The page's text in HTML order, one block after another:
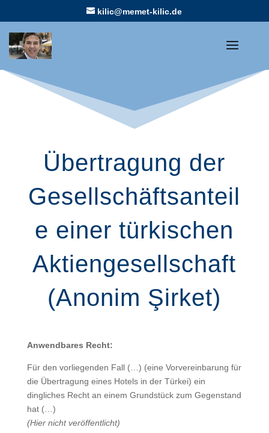
kilic@memet-kilic.de
Übertragung der
Gesellschäftsanteil
e einer türkischen
Aktiengesellschaft
(Anonim Şirket)
Anwendbares Recht:
Für den vorliegenden Fall (…) (eine Vorvereinbarung für
die Übertragung eines Hotels in der Türkei) ein
dingliches Recht an einem Grundstück zum Gegenstand
hat (…)
(Hier nicht veröffentlicht)